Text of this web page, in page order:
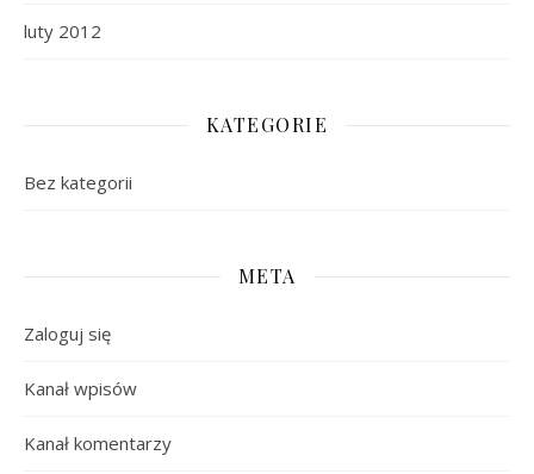
luty 2012
KATEGORIE
Bez kategorii
META
Zaloguj się
Kanał wpisów
Kanał komentarzy